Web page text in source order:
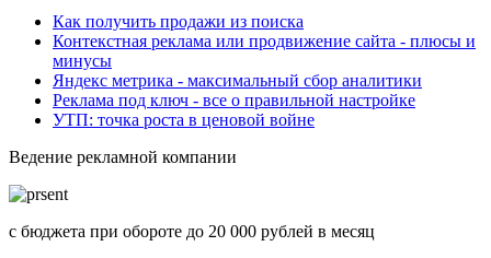
Как получить продажи из поиска
Контекстная реклама или продвижение сайта - плюсы и
минусы
Яндекс метрика - максимальный сбор аналитики
Реклама под ключ - все о правильной настройке
УТП: точка роста в ценовой войне
Ведение рекламной компании
с бюджета при обороте до 20 000 рублей в месяц